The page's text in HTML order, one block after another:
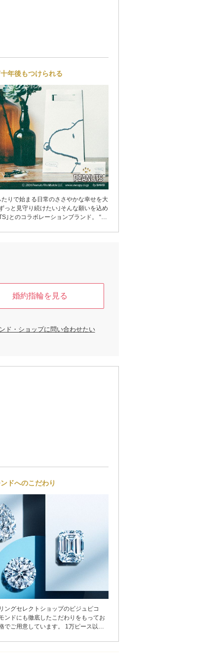
年後もつけられる
たりで始まる日常のささやかな幸せを大
っと見守り続けたい｣そんな願いを込め
｣とのコラボレーションブランド。 “し
る幸せを表現しており、一生涯身に着
婚約指輪を見る
ド・ショップに問い合わせたい
ドへのこだわり
ングセレクトショップのビジュピコ
ンドにも徹底したこだわりをもってお
でご用意しています。 1万ピース以上